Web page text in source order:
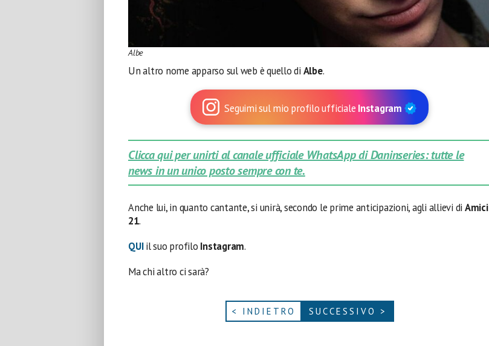
Albe
Un altro nome apparso sul web è quello di Albe.
Seguimi sul mio profilo ufficiale Instagram
Clicca qui per unirti al canale ufficiale WhatsApp di Daninseries: tutte le
news in un unico posto sempre con te.
Anche lui, in quanto cantante, si unirà, secondo le prime anticipazioni, agli allievi di Amici
21.
QUIil suo profilo Instagram.
Ma chi altro ci sarà?
< INDIETRO SUCCESSIVO >